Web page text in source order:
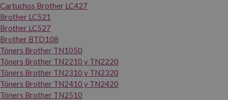
Cartuchos Brother LC427
Brother LC521
Brother LC527
Brother BTD108
Tóners Brother TN1050
Tóners Brother TN2210 y TN2220
Tóners Brother TN2310 y TN2320
Tóners Brother TN2410 y TN2420
Tóners Brother TN2510